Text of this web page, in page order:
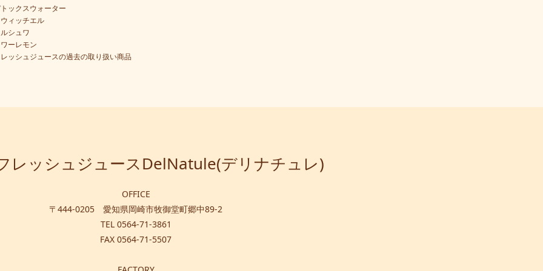
ックスウォーター
ィッチエル
シュワ
ーレモン
ッシュジュースの過去の取り扱い商品
レッシュジュースDelNatule(デリナチュレ)
OFFICE
〒444-0205 愛知県岡崎市牧御堂町郷中89-2
TEL 0564-71-3861
FAX 0564-71-5507